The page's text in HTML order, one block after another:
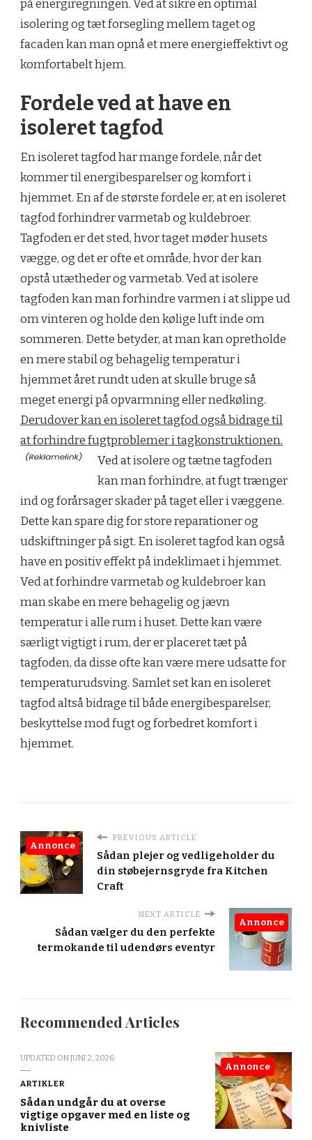
på energiregningen. Ved at sikre en optimal
isolering og tæt forsegling mellem taget og
facaden kan man opnå et mere energieffektivt og
komfortabelt hjem.
Fordele ved at have en
isoleret tagfod
En isoleret tagfod har mange fordele, når det
kommer til energibesparelser og komfort i
hjemmet. En af de største fordele er, at en isoleret
tagfod forhindrer varmetab og kuldebroer.
Tagfoden er det sted, hvor taget møder husets
vægge, og det er ofte et område, hvor der kan
opstå utætheder og varmetab. Ved at isolere
tagfoden kan man forhindre varmen i at slippe ud
om vinteren og holde den kølige luft inde om
sommeren. Dette betyder, at man kan opretholde
en mere stabil og behagelig temperatur i
hjemmet året rundt uden at skulle bruge så
meget energi på opvarmning eller nedkøling.
Derudover kan en isoleret tagfod også bidrage til
at forhindre fugtproblemer i tagkonstruktionen.
Ved at isolere og tætne tagfoden
kan man forhindre, at fugt trænger
ind og forårsager skader på taget eller i væggene.
Dette kan spare dig for store reparationer og
udskiftninger på sigt. En isoleret tagfod kan også
have en positiv effekt på indeklimaet i hjemmet.
Ved at forhindre varmetab og kuldebroer kan
man skabe en mere behagelig og jævn
temperatur i alle rum i huset. Dette kan være
særligt vigtigt i rum, der er placeret tæt på
tagfoden, da disse ofte kan være mere udsatte for
temperaturudsving. Samlet set kan en isoleret
tagfod altså bidrage til både energibesparelser,
beskyttelse mod fugt og forbedret komfort i
hjemmet.
PREVIOUS ARTICLE
Sådan plejer og vedligeholder du
din støbejernsgryde fra Kitchen
Craft
Annonce
NEXT ARTICLE
Sådan vælger du den perfekte
termokande til udendørs eventyr
Annonce
Recommended Articles
UPDATED ONJUNI 2, 2026
ARTIKLER
Sådan undgår du at overse
vigtige opgaver med en liste og
knivliste
Annonce